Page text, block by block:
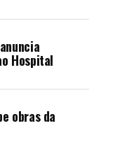
Hospital
obras da